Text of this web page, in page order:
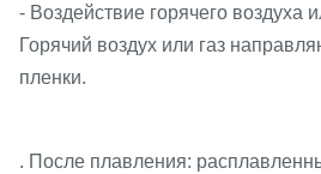
- Воздействие горячего воздуха
Горячий воздух или газ
пленки.
. После плавления: